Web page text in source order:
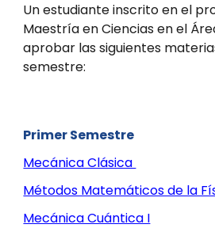
Un estudiante inscrito en el
Maestría en Ciencias en el
aprobar las siguientes
semestre:
Primer Semestre
Mecánica Clásica
Métodos Matemáticos de la
Mecánica Cuántica I